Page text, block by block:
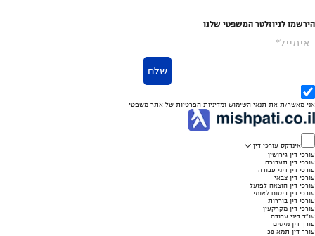
הירשמו לניוזלטר המשפטי שלנו
אימייל*
שלח
אני מאשר/ת את תנאי השימוש ומדיניות הפרטיות של אתר משפטי
אינדקס עורכי דין
עורכי דין גירושין
עורכי דין תעבורה
עורכי דין דיני עבודה
עורכי דין צבאי
עורכי דין הוצאה לפועל
עורכי דין ביטוח לאומי
עורכי דין בוררות
עורכי דין מקרקעין
עו"ד דיני עבודה
עורך דין מיסים
עורך דין תמא 38